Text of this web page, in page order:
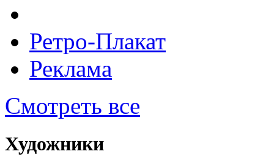
Ретро-Плакат
Реклама
Смотреть все
Художники